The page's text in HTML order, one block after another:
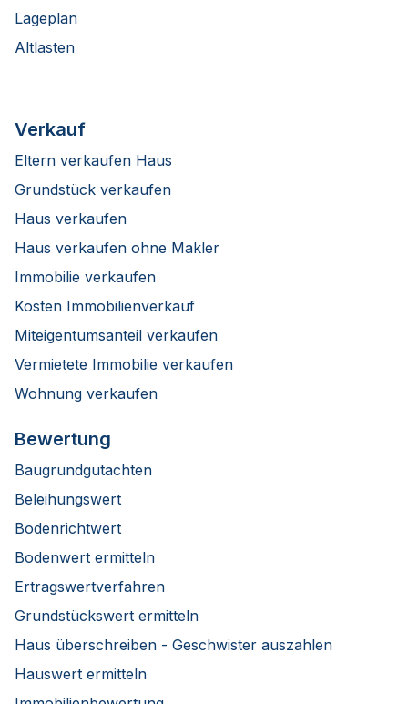
Lageplan
Altlasten
Verkauf
Eltern verkaufen Haus
Grundstück verkaufen
Haus verkaufen
Haus verkaufen ohne Makler
Immobilie verkaufen
Kosten Immobilienverkauf
Miteigentumsanteil verkaufen
Vermietete Immobilie verkaufen
Wohnung verkaufen
Bewertung
Baugrundgutachten
Beleihungswert
Bodenrichtwert
Bodenwert ermitteln
Ertragswertverfahren
Grundstückswert ermitteln
Haus überschreiben - Geschwister auszahlen
Hauswert ermitteln